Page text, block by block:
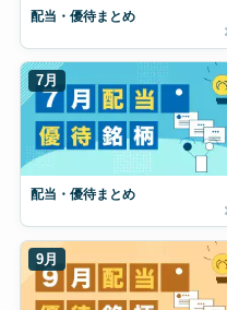
配当・優待まとめ
7月
配当・優待まとめ
9月